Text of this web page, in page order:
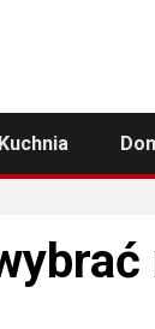
Kuchnia